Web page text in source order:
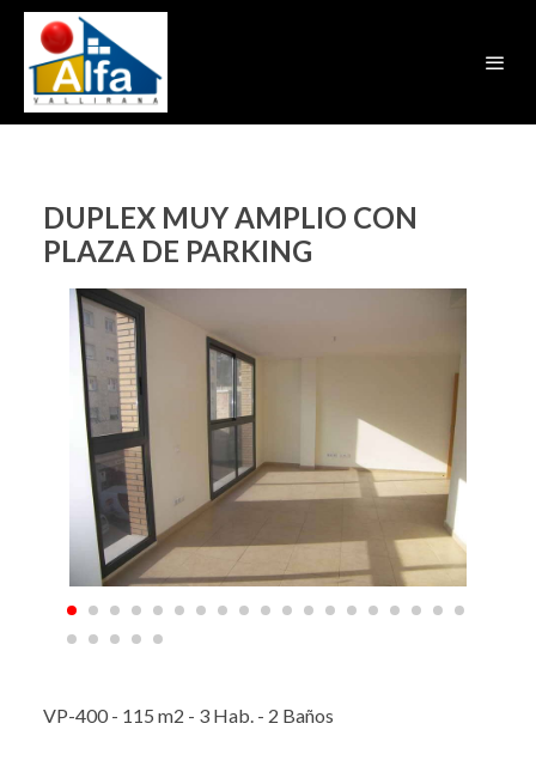
DUPLEX MUY AMPLIO CON
PLAZA DE PARKING
VP-400 - 115 m2 - 3 Hab. - 2 Baños